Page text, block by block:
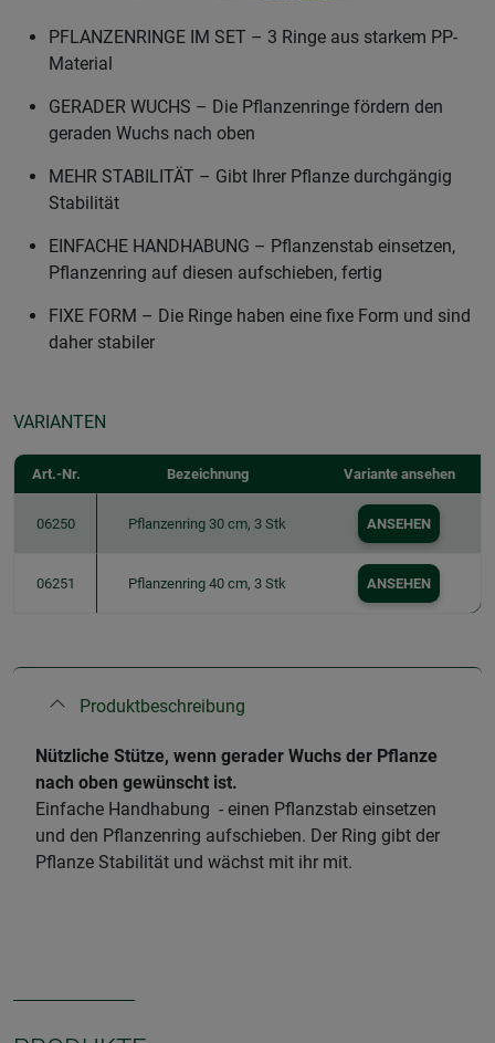
PFLANZENRINGE IM SET – 3 Ringe aus starkem PP-
Material
GERADER WUCHS – Die Pflanzenringe fördern den
geraden Wuchs nach oben
MEHR STABILITÄT – Gibt Ihrer Pflanze durchgängig
Stabilität
EINFACHE HANDHABUNG – Pflanzenstab einsetzen,
Pflanzenring auf diesen aufschieben, fertig
FIXE FORM – Die Ringe haben eine fixe Form und sind
daher stabiler
VARIANTEN
Art.-Nr. Bezeichnung Variante ansehen
06250 Pflanzenring 30 cm, 3 Stk ANSEHEN
06251 Pflanzenring 40 cm, 3 Stk ANSEHEN
Produktbeschreibung
Nützliche Stütze, wenn gerader Wuchs der Pflanze
nach oben gewünscht ist.
Einfache Handhabung - einen Pflanzstab einsetzen
und den Pflanzenring aufschieben. Der Ring gibt der
Pflanze Stabilität und wächst mit ihr mit.